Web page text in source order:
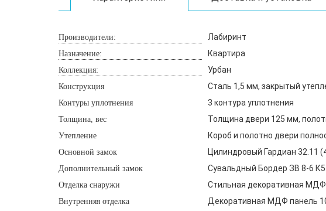
Производители: Лабиринт
Назначение: Квартира
Коллекция: Урбан
Конструкция Сталь 1,5 мм, закрытый
Контуры уплотнения 3 контура уплотнения
Толщина, вес Толщина двери 125 мм,
Утепление Короб и полотно двери
Основной замок Цилиндровый Гардиан 32.11
Дополнительный замок Сувальдный Бордер ЗВ 8-6
Отделка снаружи Стильная декоративная МДФ
Внутренняя отделка Декоративная МДФ панель